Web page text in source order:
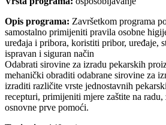
Opis programa: Završetkom programa
samostalno primijeniti pravila osobne
uređaja i pribora, koristiti pribor, uređaje,
ispravan i siguran način
Odabrati sirovine za izradu pekarskih
mehanički obraditi odabrane sirovine za
izraditi različite vrste jednostavnih
recepturi, primijeniti mjere zaštite na radu,
osnovne prve pomoći.